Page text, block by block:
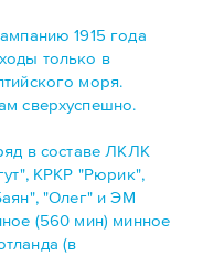
1915 года
только в
моря.
сверхуспешно.
в составе ЛКЛК
КРКР "Рюрик",
"Олег" и ЭМ
(560 мин) минное
(в